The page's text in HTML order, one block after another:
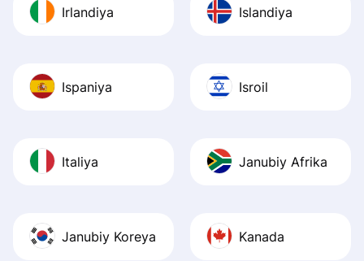
Irlandiya Islandiya
Ispaniya Isroil
Italiya Janubiy Afrika
Janubiy Koreya Kanada